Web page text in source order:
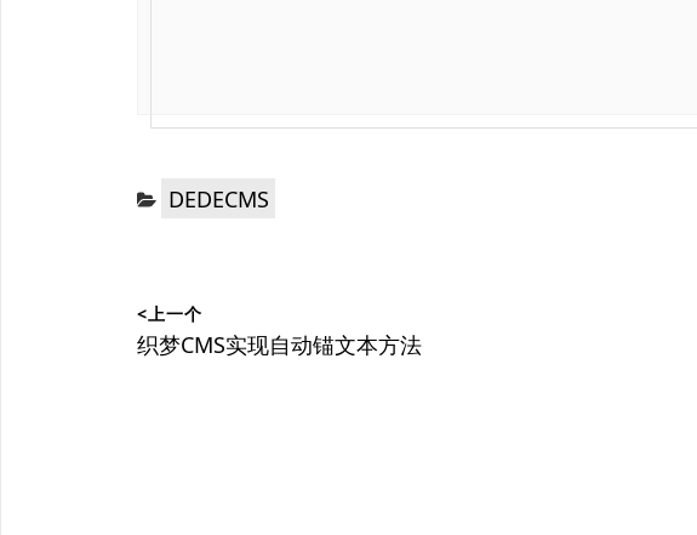
分 DEDECMS
章
<上一个
上
织梦CMS实现自动锚文本方法